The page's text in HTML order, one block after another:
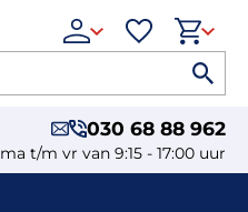
030 68 88 962
ma t/m vr van 9:15 - 17:00 uur